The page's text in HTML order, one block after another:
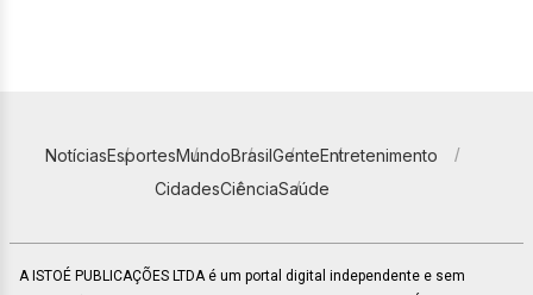
NotíciasEsportesMundoBrasilGenteEntretenimento
CidadesCiênciaSaúde
A ISTOÉ PUBLICAÇÕES LTDA é um portal digital independente e sem